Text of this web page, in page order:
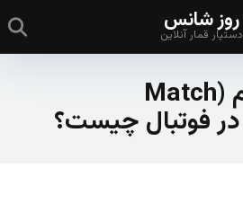
روز شانس
دستیار قمار آنلاین
نمودار مومنتوم (Match